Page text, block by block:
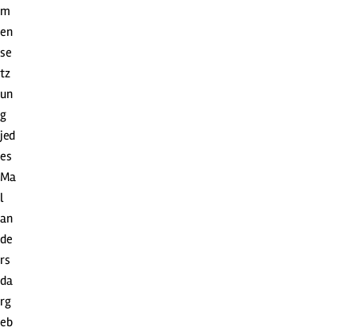
m
en
se
tz
un
g
jed
es
Ma
l
an
de
rs
da
rg
eb